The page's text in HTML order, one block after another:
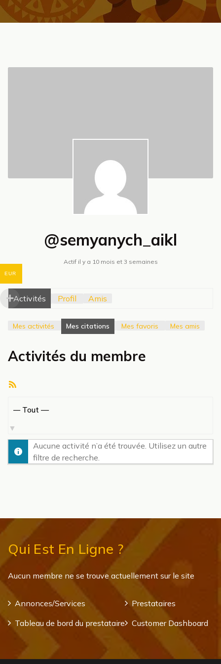
@semyanych_aikl
Actif il y a 10 mois et 3 semaines
Activités Profil Amis
Mes activités Mes citations Mes favoris Mes amis
Activités du membre
par
activité:
Aucune activité n’a été trouvée. Utilisez un autre
filtre de recherche.
Qui Est En Ligne ?
Aucun membre ne se trouve actuellement sur le site
Annonces/Services
Prestataires
Tableau de bord du prestataire
Customer Dashboard
EUR